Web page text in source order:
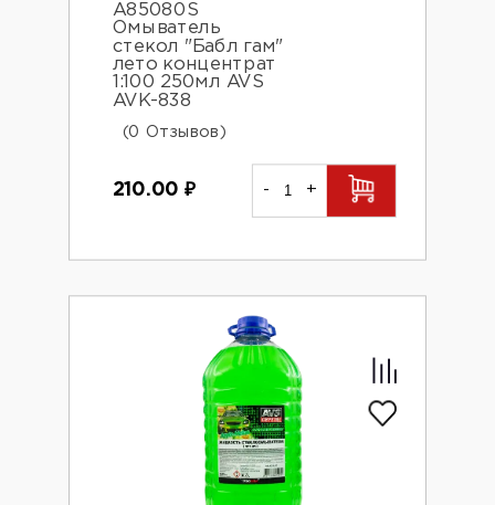
A85080S
Омыватель
стекол "Бабл гам"
лето концентрат
1:100 250мл AVS
AVK-838
(0 Отзывов)
210.00 ₽ - +